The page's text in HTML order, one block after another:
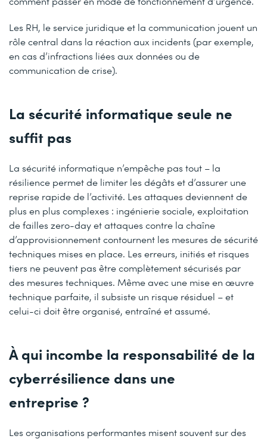
Les RH, le service juridique et la communication jouent un
rôle central dans la réaction aux incidents (par exemple,
en cas d’infractions liées aux données ou de
communication de crise).
La sécurité informatique seule ne
suffit pas
La sécurité informatique n’empêche pas tout – la
résilience permet de limiter les dégâts et d’assurer une
reprise rapide de l’activité. Les attaques deviennent de
plus en plus complexes : ingénierie sociale, exploitation
de failles zero-day et attaques contre la chaîne
d’approvisionnement contournent les mesures de sécurité
techniques mises en place. Les erreurs, initiés et risques
tiers ne peuvent pas être complètement sécurisés par
des mesures techniques. Même avec une mise en œuvre
technique parfaite, il subsiste un risque résiduel – et
celui-ci doit être organisé, entraîné et assumé.
À qui incombe la responsabilité de la
cyberrésilience dans une
entreprise ?
Les organisations performantes misent souvent sur des